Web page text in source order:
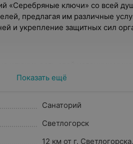
«Серебряные ключи» со всей
предлагая им различные
и укрепление защитных сил
которая в совокупности
работы опыт подкрепляется
Показать ещё
Санаторий
Светлогорск
12 км от г.